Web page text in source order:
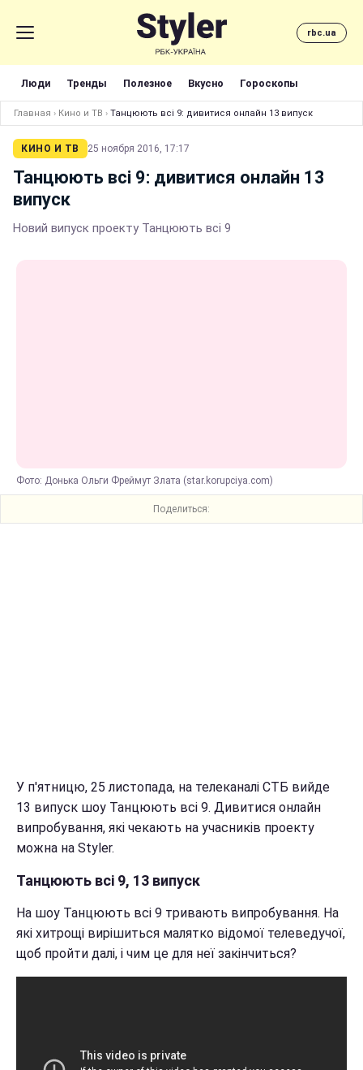
rbc.ua
Люди Тренды Полезное Вкусно Гороскопы
Главная › Кино и ТВ › Танцюють всі 9: дивитися онлайн 13 випуск
КИНО И ТВ 25 ноября 2016, 17:17
Танцюють всі 9: дивитися онлайн 13
випуск
Новий випуск проекту Танцюють всі 9
Фото: Донька Ольги Фреймут Злата (star.korupciya.com)
Поделиться:
У п'ятницю, 25 листопада, на телеканалі СТБ вийде
13 випуск шоу Танцюють всі 9. Дивитися онлайн
випробування, які чекають на учасників проекту
можна на Styler.
Танцюють всі 9, 13 випуск
На шоу Танцюють всі 9 тривають випробування. На
які хитрощі вирішиться малятко відомої телеведучої,
щоб пройти далі, і чим це для неї закінчиться?